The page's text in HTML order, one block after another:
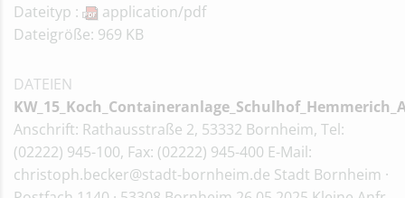
Dateityp :
application/pdf
Dateigröße: 969 KB
DATEIEN
Anschrift: Rathausstraße 2, 53332 Bornheim, Tel:
(02222) 945-100, Fax: (02222) 945-400 E-Mail:
christoph.becker@stadt-bornheim.de Stadt Bornheim ·